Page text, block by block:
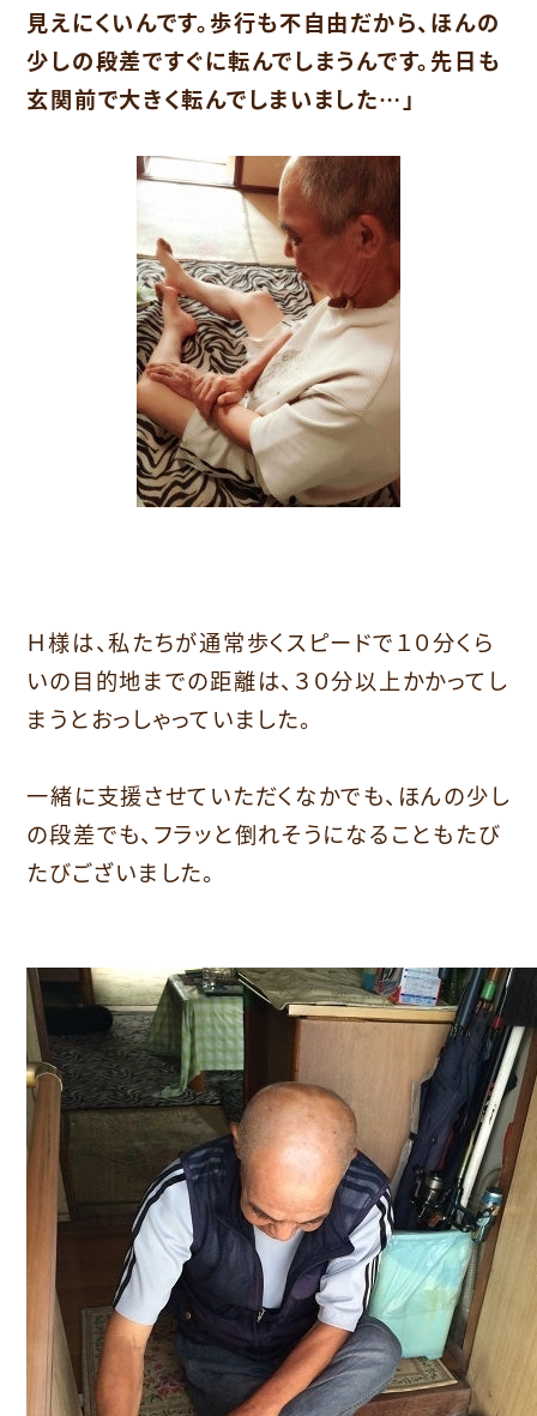
見えにくいんです。歩行も不自由だから、ほんの
少しの段差ですぐに転んでしまうんです。先日も
玄関前で大きく転んでしまいました…」
Ｈ様は、私たちが通常歩くスピードで１０分くら
いの目的地までの距離は、３０分以上かかってし
まうとおっしゃっていました。
一緒に支援させていただくなかでも、ほんの少し
の段差でも、フラッと倒れそうになることもたび
たびございました。